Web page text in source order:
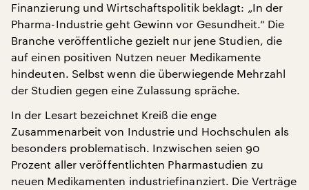
Finanzierung und Wirtschaftspolitik beklagt: „In der
Pharma-Industrie geht Gewinn vor Gesundheit.“ Die
Branche veröffentliche gezielt nur jene Studien, die
auf einen positiven Nutzen neuer Medikamente
hindeuten. Selbst wenn die überwiegende Mehrzahl
der Studien gegen eine Zulassung spräche.
In der Lesart bezeichnet Kreiß die enge
Zusammenarbeit von Industrie und Hochschulen als
besonders problematisch. Inzwischen seien 90
Prozent aller veröffentlichten Pharmastudien zu
neuen Medikamenten industriefinanziert. Die Verträge